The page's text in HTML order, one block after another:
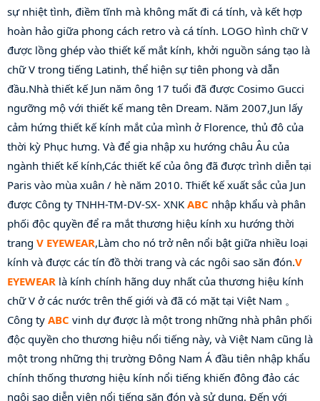
sự nhiệt tình, điềm tĩnh mà không mất đi cá tính, và kết hợp
hoàn hảo giữa phong cách retro và cá tính. LOGO hình chữ V
được lồng ghép vào thiết kế mắt kính, khởi nguồn sáng tạo là
chữ V trong tiếng Latinh, thể hiện sự tiên phong và dẫn
đầu.Nhà thiết kế Jun năm ông 17 tuổi đã được Cosimo Gucci
ngưỡng mộ với thiết kế mang tên Dream. Năm 2007,Jun lấy
cảm hứng thiết kế kính mắt của mình ở Florence, thủ đô của
thời kỳ Phục hưng. Và để gia nhập xu hướng châu Âu của
ngành thiết kế kính,Các thiết kế của ông đã được trình diễn tại
Paris vào mùa xuân / hè năm 2010. Thiết kế xuất sắc của Jun
được Công ty TNHH-TM-DV-SX- XNK ABC nhập khẩu và phân
phối độc quyền để ra mắt thương hiệu kính xu hướng thời
trang V EYEWEAR,Làm cho nó trở nên nổi bật giữa nhiều loại
kính và được các tín đồ thời trang và các ngôi sao săn đón.V
EYEWEAR là kính chính hãng duy nhất của thương hiệu kính
chữ V ở các nước trên thế giới và đã có mặt tại Việt Nam 。
Công ty ABC vinh dự được là một trong những nhà phân phối
độc quyền cho thương hiệu nổi tiếng này, và Việt Nam cũng là
một trong những thị trường Đông Nam Á đầu tiên nhập khẩu
chính thống thương hiệu kính nổi tiếng khiến đông đảo các
ngôi sao diễn viên nổi tiếng săn đón và sử dụng. Đến với